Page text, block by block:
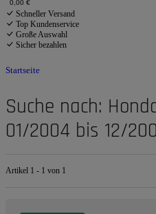
0,00 €
Schneller Versand
Top Kundenservice
Große Auswahl
Sicher bezahlen
Startseite
Suche nach:
01/2004 bis 12/
Artikel 1 - 1 von 1